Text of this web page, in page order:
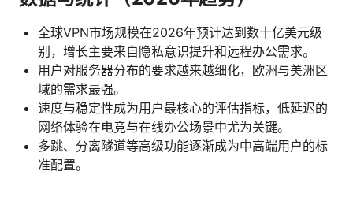
全球VPN市场规模在2026年预计达到数十亿美元级
别，增长主要来自隐私意识提升和远程办公需求。
用户对服务器分布的要求越来越细化，欧洲与美洲区
域的需求最强。
速度与稳定性成为用户最核心的评估指标，低延迟的
网络体验在电竞与在线办公场景中尤为关键。
多跳、分离隧道等高级功能逐渐成为中高端用户的标
准配置。